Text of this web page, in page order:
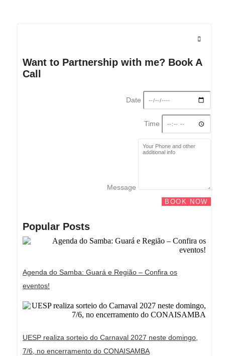
Want to Partnership with me? Book A
Call
Date
Time
Message
BOOK NOW
Popular Posts
Agenda do Samba: Guará e Região – Confira os
eventos!
UESP realiza sorteio do Carnaval 2027 neste domingo,
7/6, no encerramento do CONAISAMBA